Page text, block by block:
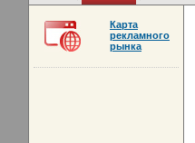
Карта
рекламного
рынка